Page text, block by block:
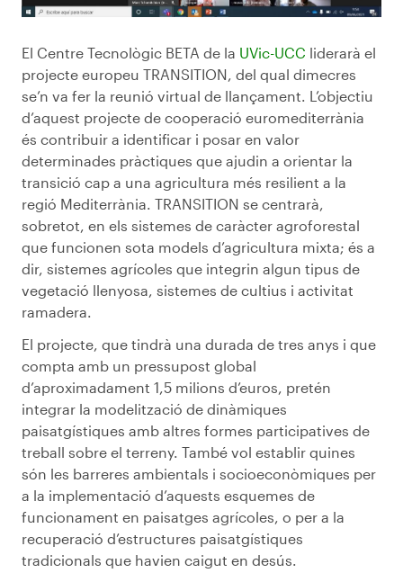
El Centre Tecnològic BETA de la UVic-UCC liderarà el
projecte europeu TRANSITION, del qual dimecres
se’n va fer la reunió virtual de llançament. L’objectiu
d’aquest projecte de cooperació euromediterrània
és contribuir a identificar i posar en valor
determinades pràctiques que ajudin a orientar la
transició cap a una agricultura més resilient a la
regió Mediterrània. TRANSITION se centrarà,
sobretot, en els sistemes de caràcter agroforestal
que funcionen sota models d’agricultura mixta; és a
dir, sistemes agrícoles que integrin algun tipus de
vegetació llenyosa, sistemes de cultius i activitat
ramadera.
El projecte, que tindrà una durada de tres anys i que
compta amb un pressupost global
d’aproximadament 1,5 milions d’euros, pretén
integrar la modelització de dinàmiques
paisatgístiques amb altres formes participatives de
treball sobre el terreny. També vol establir quines
són les barreres ambientals i socioeconòmiques per
a la implementació d’aquests esquemes de
funcionament en paisatges agrícoles, o per a la
recuperació d’estructures paisatgístiques
tradicionals que havien caigut en desús.